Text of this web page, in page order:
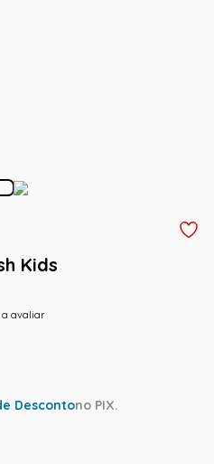
Kids
a avaliar
Descontono PIX.